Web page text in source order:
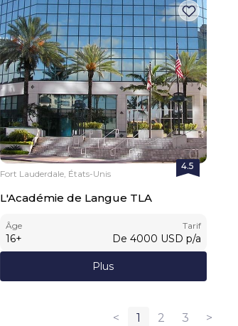
4.5
Fort Lauderdale, États-Unis
L'Académie de Langue TLA
Âge
16+
Tarif
De 4000 USD p/a
Plus
< 1 2 3 >